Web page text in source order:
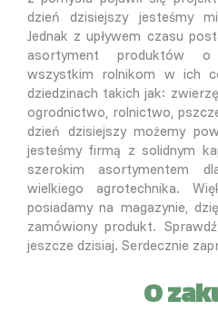
dzień dzisiejszy jesteśmy
Jednak z upływem czasu
asortyment produktów o
wszystkim rolnikom w ich
dziedzinach takich jak:
ogrodnictwo, rolnictwo,
dzień dzisiejszy możemy
jesteśmy firmą z solidnym
szerokim asortymentem
wielkiego agrotechnika.
posiadamy na magazynie,
zamówiony produkt.
jeszcze dzisiaj. Serdecznie
O